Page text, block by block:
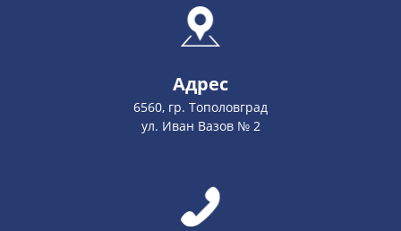
Адрес
6560, гр. Тополовград
ул. Иван Вазов № 2